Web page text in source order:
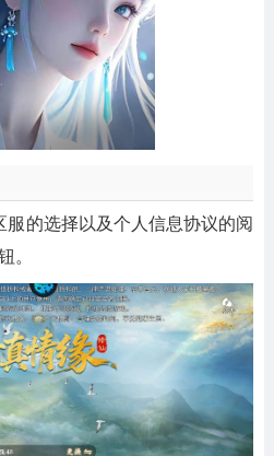
的选择以及个人信息协议的阅